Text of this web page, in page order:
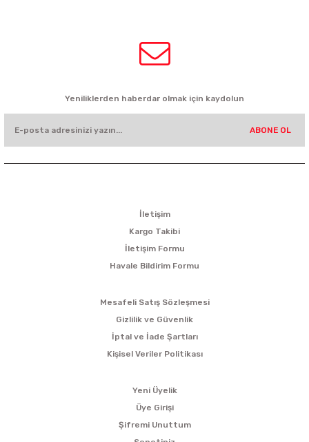
Yeniliklerden haberdar olmak için kaydolun
ABONE OL
İletişim
Kargo Takibi
İletişim Formu
Havale Bildirim Formu
Mesafeli Satış Sözleşmesi
Gizlilik ve Güvenlik
İptal ve İade Şartları
Kişisel Veriler Politikası
Yeni Üyelik
Üye Girişi
Şifremi Unuttum